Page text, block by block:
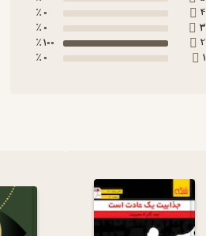
4
0 ٪
3
0 ٪
2
100 ٪
1
0 ٪